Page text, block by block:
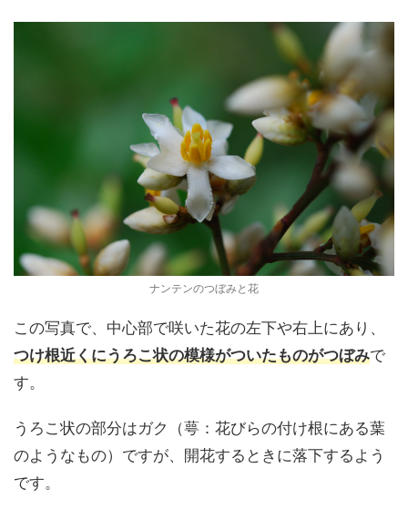
ナンテンのつぼみと花
この写真で、中心部で咲いた花の左下や右上にあり、
つけ根近くにうろこ状の模様がついたものがつぼみで
す。
うろこ状の部分はガク（萼：花びらの付け根にある葉
のようなもの）ですが、開花するときに落下するよう
です。